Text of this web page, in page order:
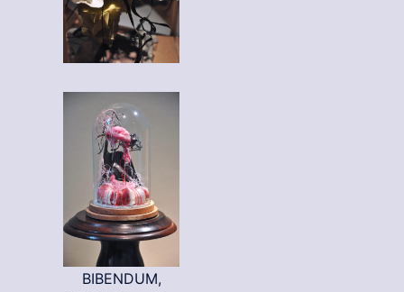
BIBENDUM,